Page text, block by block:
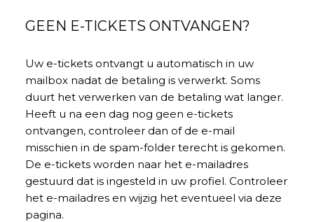
GEEN E-TICKETS ONTVANGEN?
Uw e-tickets ontvangt u automatisch in uw
mailbox nadat de betaling is verwerkt. Soms
duurt het verwerken van de betaling wat langer.
Heeft u na een dag nog geen e-tickets
ontvangen, controleer dan of de e-mail
misschien in de spam-folder terecht is gekomen.
De e-tickets worden naar het e-mailadres
gestuurd dat is ingesteld in uw profiel. Controleer
het e-mailadres en wijzig het eventueel via deze
pagina.